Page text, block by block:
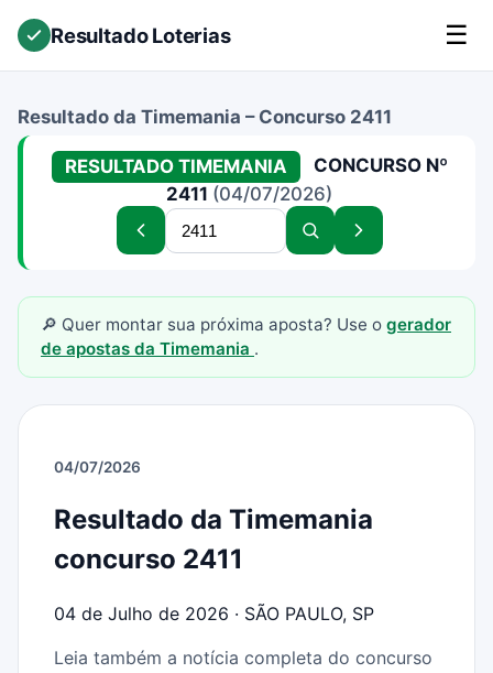
Resultado Loterias ☰
Resultado da Timemania – Concurso 2411
RESULTADO TIMEMANIA
CONCURSO Nº
2411 (04/07/2026)
Concurso
Buscar
Buscar
concurso
Próximo
🔎 Quer montar sua próxima aposta? Use o gerador
de apostas da Timemania .
04/07/2026
Resultado da Timemania
concurso 2411
04 de Julho de 2026 · SÃO PAULO, SP
Leia também a notícia completa do concurso